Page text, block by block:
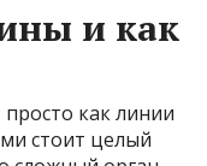
и как
как линии
стоит целый